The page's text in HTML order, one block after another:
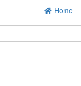
Home